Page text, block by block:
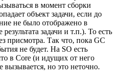
в момент сборки
объект задачи, если до
не было отображено в
задачи и т.п.). То есть
присмотра. Так что, пока GC
не будет. На SO есть
в Core (и идущих от него
вызывается, но это неточно.